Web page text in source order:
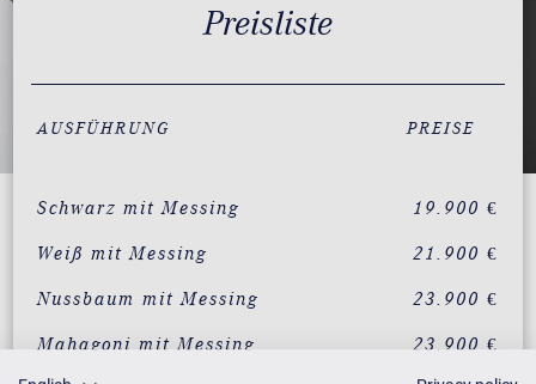
Preisliste
AUSFÜHRUNG PREISE
Schwarz mit Messing 19.900 €
Weiß mit Messing 21.900 €
Nussbaum mit Messing 23.900 €
Mahagoni mit Messing 23.900 €